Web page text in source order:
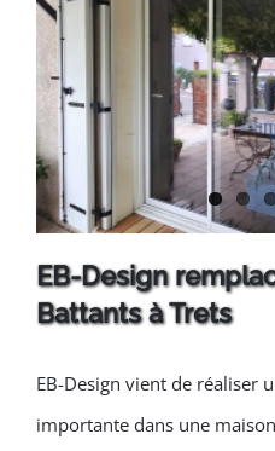
EB-Design
Volets
EB-Design
Battants à Trets
EB-Design vient de réaliser
importante dans une